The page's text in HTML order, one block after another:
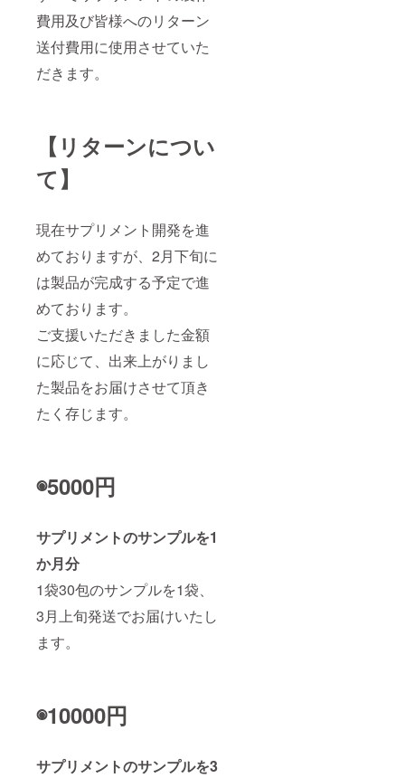
費用及び皆様へのリターン
送付費用に使用させていた
だきます。
【リターンについ
て】
現在サプリメント開発を進
めておりますが、2月下旬に
は製品が完成する予定で進
めております。
ご支援いただきました金額
に応じて、出来上がりまし
た製品をお届けさせて頂き
たく存じます。
◉5000円
サプリメントのサンプルを1
か月分
1袋30包のサンプルを1袋、
3月上旬発送でお届けいたし
ます。
◉10000円
サプリメントのサンプルを3